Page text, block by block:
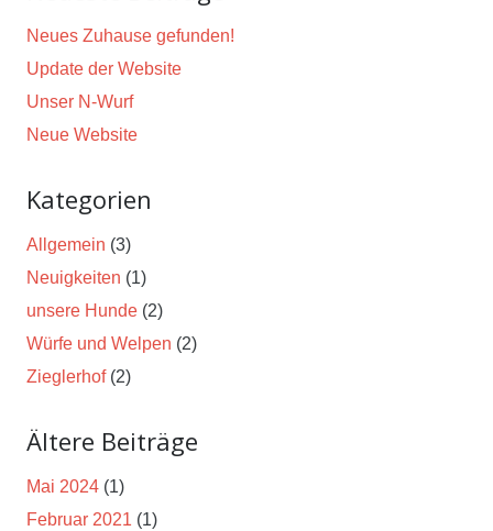
Neues Zuhause gefunden!
Update der Website
Unser N-Wurf
Neue Website
Kategorien
Allgemein (3)
Neuigkeiten (1)
unsere Hunde (2)
Würfe und Welpen (2)
Zieglerhof(2)
Ältere Beiträge
Mai 2024 (1)
Februar 2021 (1)